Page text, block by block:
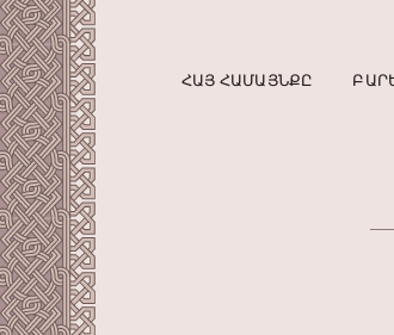
ՀԱՅ ՀԱՄԱՅՆՔԸ